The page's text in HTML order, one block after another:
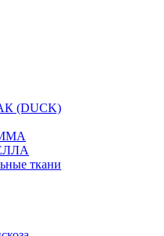
(DUCK)
ткани